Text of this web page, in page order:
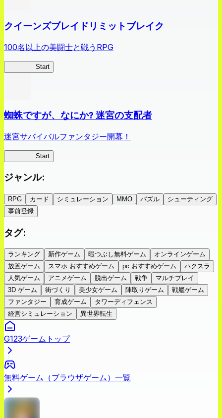
クイーンズブレイドリミットブレイク
100名以上の美闘士と戦うRPG
Start
蜘蛛ですが、なにか? 迷宮の支配者
迷宮サバイバルファンタジー開幕！
Start
ジャンル:
RPG カード シミュレーション MMO パズル
シューティング
事前登録
タグ:
ランキング 新作ゲーム 暇つぶし無料ゲーム
オンラインゲーム
放置ゲーム
スマホ おすすめゲーム pc おすすめゲーム
ハクスラ
人気ゲーム
アニメゲーム 脱出ゲーム 戦争
マルチプレイ
3D ゲーム
街づくり 美少女ゲーム 陣取りゲーム
戦艦ゲーム
ファンタジー
育成ゲーム
タワーディフェンス
経営シミュレーション
異世界転生
G123ゲームトップ
無料ゲーム（ブラウザゲーム）一覧